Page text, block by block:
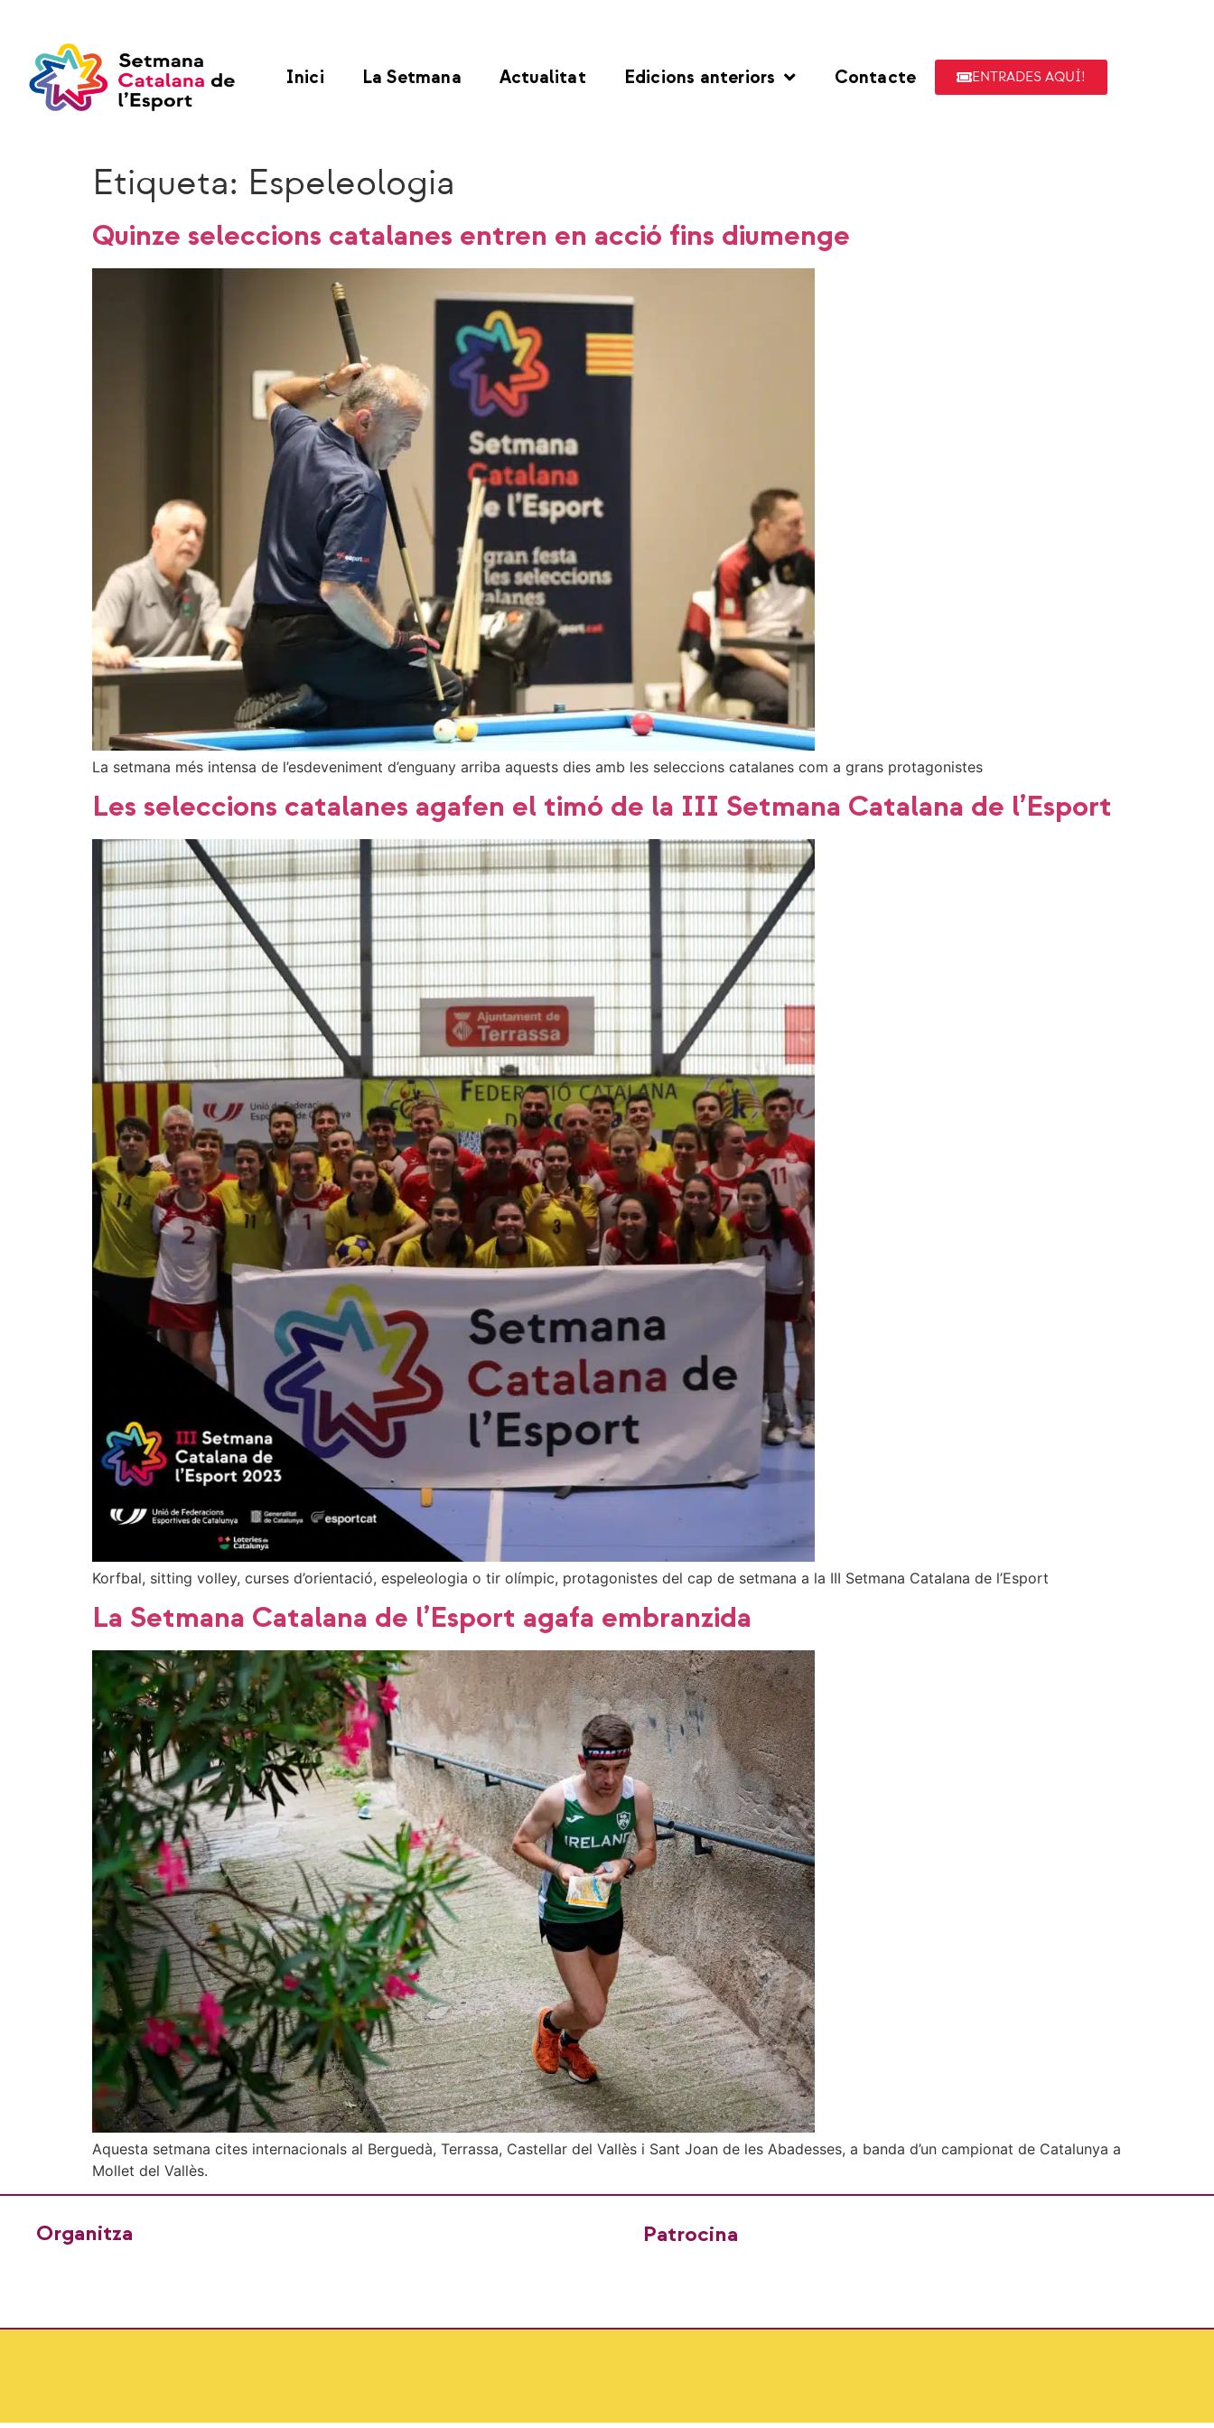
Inici La Setmana Actualitat Edicions anteriors Contacte ENTRADES AQUÍ!
Etiqueta: Espeleologia
Quinze seleccions catalanes entren en acció fins diumenge
La setmana més intensa de l’esdeveniment d’enguany arriba aquests dies amb les seleccions catalanes com a grans protagonistes
Les seleccions catalanes agafen el timó de la III Setmana Catalana de l’Esport
Korfbal, sitting volley, curses d’orientació, espeleologia o tir olímpic, protagonistes del cap de setmana a la III Setmana Catalana de l’Esport
La Setmana Catalana de l’Esport agafa embranzida
Aquesta setmana cites internacionals al Berguedà, Terrassa, Castellar del Vallès i Sant Joan de les Abadesses, a banda d’un campionat de Catalunya a
Mollet del Vallès.
Organitza Patrocina